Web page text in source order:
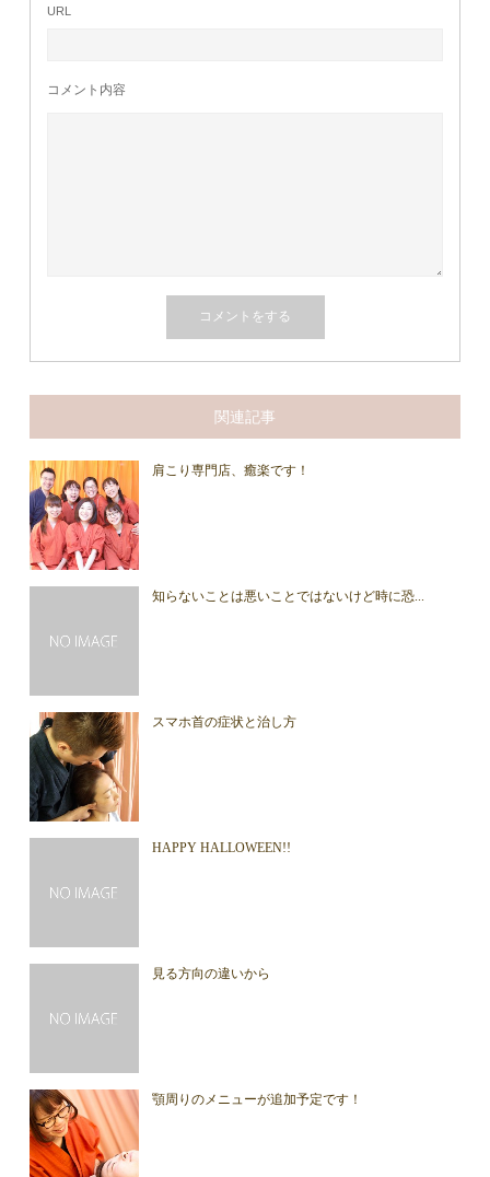
URL
コメント内容
関連記事
肩こり専門店、癒楽です！
知らないことは悪いことではないけど時に恐...
スマホ首の症状と治し方
HAPPY HALLOWEEN!!
見る方向の違いから
顎周りのメニューが追加予定です！